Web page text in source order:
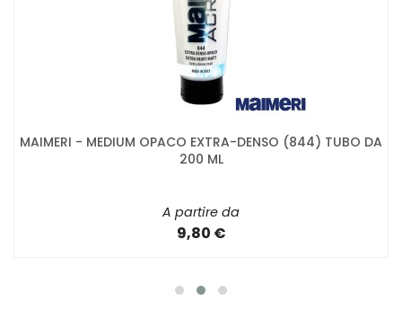
MAIMERI - MEDIUM OPACO EXTRA-DENSO (844) TUBO DA
200 ML
A partire da
9,80 €